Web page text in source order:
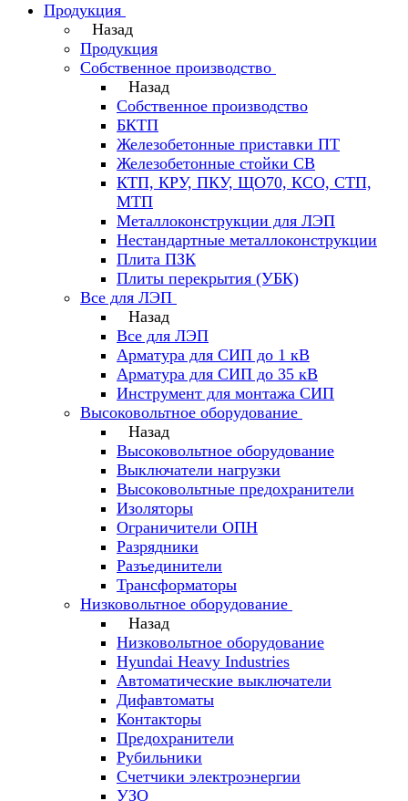
Продукция
Назад
Продукция
Собственное производство
Назад
Собственное производство
БКТП
Железобетонные приставки ПТ
Железобетонные стойки СВ
КТП, КРУ, ПКУ, ЩО70, КСО, СТП,
МТП
Металлоконструкции для ЛЭП
Нестандартные металлоконструкции
Плита ПЗК
Плиты перекрытия (УБК)
Все для ЛЭП
Назад
Все для ЛЭП
Арматура для СИП до 1 кВ
Арматура для СИП до 35 кВ
Инструмент для монтажа СИП
Высоковольтное оборудование
Назад
Высоковольтное оборудование
Выключатели нагрузки
Высоковольтные предохранители
Изоляторы
Ограничители ОПН
Разрядники
Разъединители
Трансформаторы
Низковольтное оборудование
Назад
Низковольтное оборудование
Hyundai Heavy Industries
Автоматические выключатели
Дифавтоматы
Контакторы
Предохранители
Рубильники
Счетчики электроэнергии
УЗО